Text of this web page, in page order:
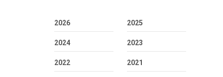
2026 2025
2024 2023
2022 2021